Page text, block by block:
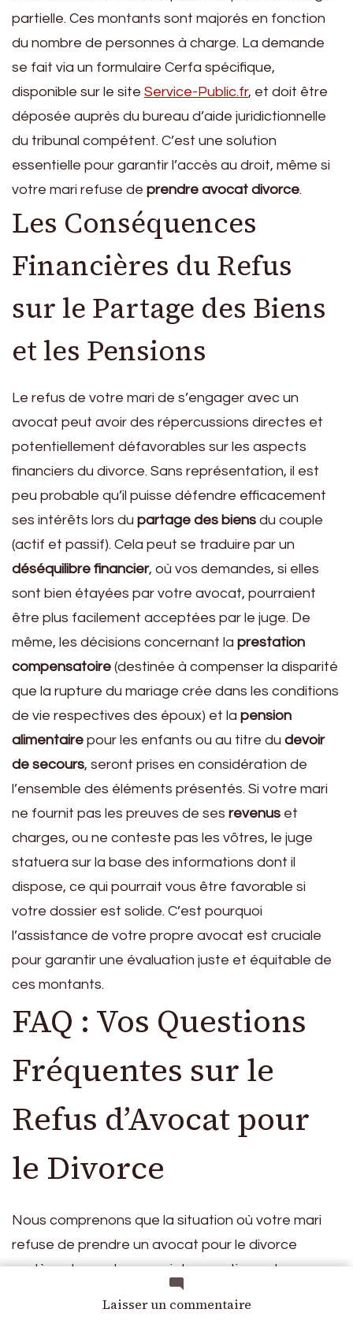
Laisser un commentairesur
partielle. Ces montants sont majorés en fonction
du nombre de personnes à charge. La demande
se fait via un formulaire Cerfa spécifique,
disponible sur le site Service-Public.fr, et doit être
déposée auprès du bureau d’aide juridictionnelle
du tribunal compétent. C’est une solution
essentielle pour garantir l’accès au droit, même si
votre mari refuse de prendre avocat divorce.
Les Conséquences
Financières du Refus
sur le Partage des Biens
et les Pensions
Le refus de votre mari de s’engager avec un
avocat peut avoir des répercussions directes et
potentiellement défavorables sur les aspects
financiers du divorce. Sans représentation, il est
peu probable qu’il puisse défendre efficacement
ses intérêts lors du partage des biens du couple
(actif et passif). Cela peut se traduire par un
déséquilibre financier, où vos demandes, si elles
sont bien étayées par votre avocat, pourraient
être plus facilement acceptées par le juge. De
même, les décisions concernant la prestation
compensatoire (destinée à compenser la disparité
que la rupture du mariage crée dans les conditions
de vie respectives des époux) et la pension
alimentaire pour les enfants ou au titre du devoir
de secours, seront prises en considération de
l’ensemble des éléments présentés. Si votre mari
ne fournit pas les preuves de ses revenus et
charges, ou ne conteste pas les vôtres, le juge
statuera sur la base des informations dont il
dispose, ce qui pourrait vous être favorable si
votre dossier est solide. C’est pourquoi
l’assistance de votre propre avocat est cruciale
pour garantir une évaluation juste et équitable de
ces montants.
FAQ : Vos Questions
Fréquentes sur le
Refus d’Avocat pour
le Divorce
Nous comprenons que la situation où votre mari
refuse de prendre un avocat pour le divorce
soulève de nombreuses interrogations et
FAQ